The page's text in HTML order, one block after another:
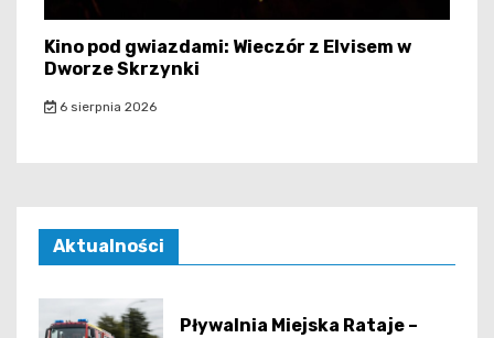
Kino pod gwiazdami: Wieczór z Elvisem w
Dworze Skrzynki
6 sierpnia 2026
Aktualności
Pływalnia Miejska Rataje –